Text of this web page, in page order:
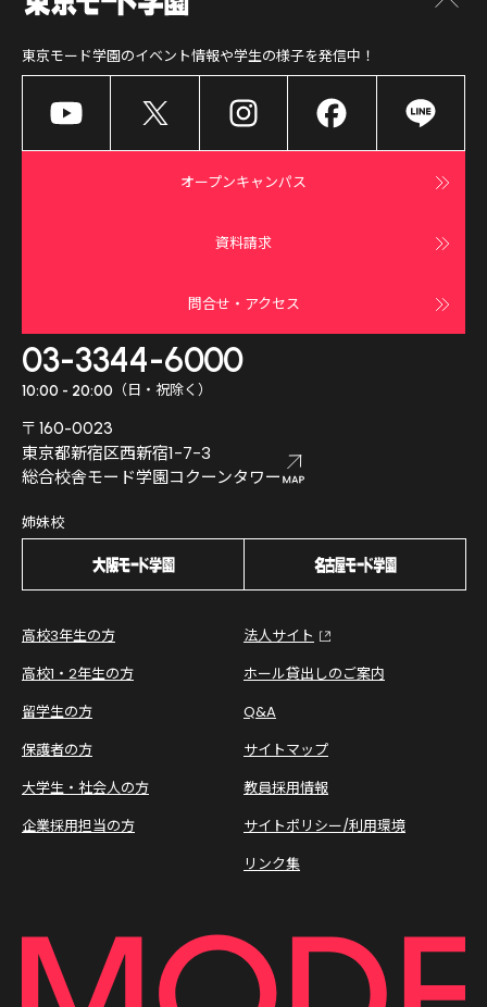
東京モード学園のイベント情報や学生の様子を発信中！
オープンキャンパス
資料請求
問合せ・アクセス
03-3344-6000
10:00 - 20:00 （日・祝除く）
〒160-0023
東京都新宿区西新宿1-7-3
総合校舎モード学園コクーンタワー
姉妹校
高校3年生の方
高校1・2年生の方
留学生の方
保護者の方
大学生・社会人の方
企業採用担当の方
法人サイト
ホール貸出しのご案内
Q&A
サイトマップ
教員採用情報
サイトポリシー/利用環境
リンク集